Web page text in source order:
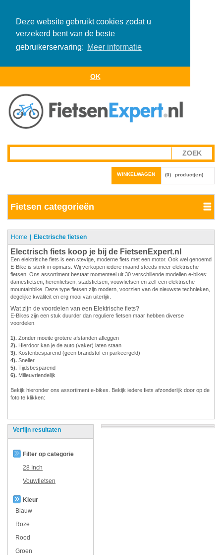
Deze website gebruikt cookies zodat u
verzekerd bent van de beste
gebruikerservaring: Meer informatie
OK
WINKELWAGEN (0) product(en)
Fietsen categorieën
Home Electrische fietsen
Electrisch fiets koop je bij de FietsenExpert.nl
Een elektrische fiets is een stevige, moderne fiets met een motor. Ook wel genoemd
E-Bike is sterk in opmars. Wij verkopen iedere maand steeds meer elektrische
fietsen. Ons assortiment bestaat momenteel uit 30 verschillende modellen e-bikes:
damesfietsen, herenfietsen, stadsfietsen, vouwfietsen en zelf een elektrische
mountainbike. Deze type fietsen zijn modern, voorzien van de nieuwste technieken,
degelijke kwaliteit en erg mooi van uiterlijk.
Wat zijn de voordelen van een Elektrische fiets?
E-Bikes zijn een stuk duurder dan reguliere fietsen maar hebben diverse
voordelen.
1). Zonder moeite grotere afstanden afleggen
2). Hierdoor kan je de auto (vaker) laten staan
3). Kostenbesparend (geen brandstof en parkeergeld)
4). Sneller
5). Tijdsbesparend
6). Milieuvriendelijk
Bekijk hieronder ons assortiment e-bikes. Bekijk iedere fiets afzonderlijk door op de
foto te klikken:
Verfijn resultaten
Filter op categorie
28 Inch
Vouwfietsen
Kleur
Blauw
Roze
Rood
Groen